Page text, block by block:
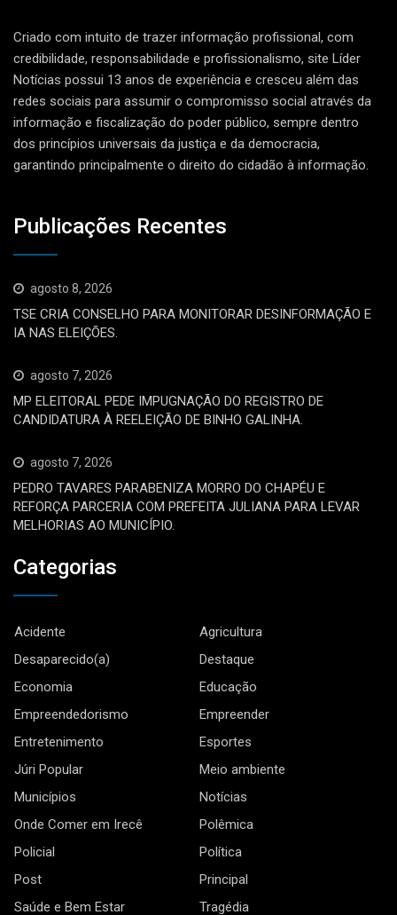
Criado com intuito de trazer informação profissional, com
credibilidade, responsabilidade e profissionalismo, site Líder
Notícias possui 13 anos de experiência e cresceu além das
redes sociais para assumir o compromisso social através da
informação e fiscalização do poder público, sempre dentro
dos princípios universais da justiça e da democracia,
garantindo principalmente o direito do cidadão à informação.
Publicações Recentes
agosto 8, 2026
TSE CRIA CONSELHO PARA MONITORAR DESINFORMAÇÃO E
IA NAS ELEIÇÕES.
agosto 7, 2026
MP ELEITORAL PEDE IMPUGNAÇÃO DO REGISTRO DE
CANDIDATURA À REELEIÇÃO DE BINHO GALINHA.
agosto 7, 2026
PEDRO TAVARES PARABENIZA MORRO DO CHAPÉU E
REFORÇA PARCERIA COM PREFEITA JULIANA PARA LEVAR
MELHORIAS AO MUNICÍPIO.
Categorias
Acidente
Agricultura
Desaparecido(a)
Destaque
Economia
Educação
Empreendedorismo
Empreender
Entretenimento
Esportes
Júri Popular
Meio ambiente
Municípios
Notícias
Onde Comer em Irecê
Polêmica
Policial
Política
Post
Principal
Saúde e Bem Estar
Tragédia